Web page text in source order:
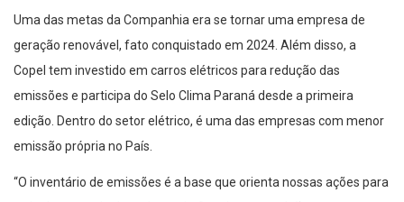
Uma das metas da Companhia era se tornar uma empresa de
geração renovável, fato conquistado em 2024. Além disso, a
Copel tem investido em carros elétricos para redução das
emissões e participa do Selo Clima Paraná desde a primeira
edição. Dentro do setor elétrico, é uma das empresas com menor
emissão própria no País.
“O inventário de emissões é a base que orienta nossas ações para